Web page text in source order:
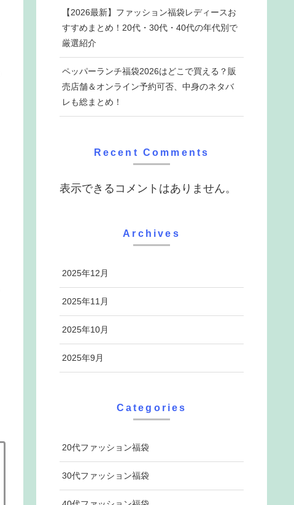
【2026最新】ファッション福袋レディースお
すすめまとめ！20代・30代・40代の年代別で
厳選紹介
ペッパーランチ福袋2026はどこで買える？販
売店舗＆オンライン予約可否、中身のネタバ
レも総まとめ！
Recent Comments
表示できるコメントはありません。
Archives
2025年12月
2025年11月
2025年10月
2025年9月
Categories
20代ファッション福袋
30代ファッション福袋